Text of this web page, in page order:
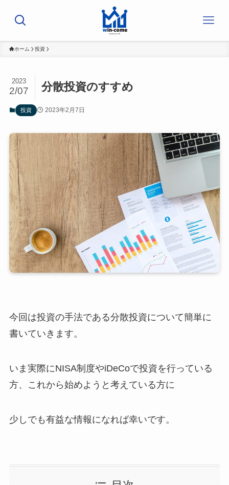
ホーム 投資
分散投資のすすめ
2023
2/07
投資 2023年2月7日
今回は投資の手法である分散投資について簡単に
書いていきます。
いま実際にNISA制度やiDeCoで投資を行っている
方、これから始めようと考えている方に
少しでも有益な情報になれば幸いです。